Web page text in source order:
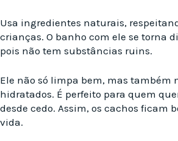
Usa ingredientes naturais,
crianças. O banho com ele se torna
pois não tem substâncias ruins.
Ele não só limpa bem, mas também
hidratados. É perfeito para quem
desde cedo. Assim, os cachos ficam
vida.